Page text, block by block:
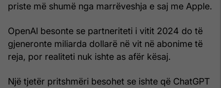
priste më shumë nga marrëveshja e saj me Apple.
OpenAl besonte se partneriteti i vitit 2024 do të
gjeneronte miliarda dollarë në vit në abonime të
reja, por realiteti nuk ishte as afër kësaj.
Një tjetër pritshmëri besohet se ishte që ChatGPT